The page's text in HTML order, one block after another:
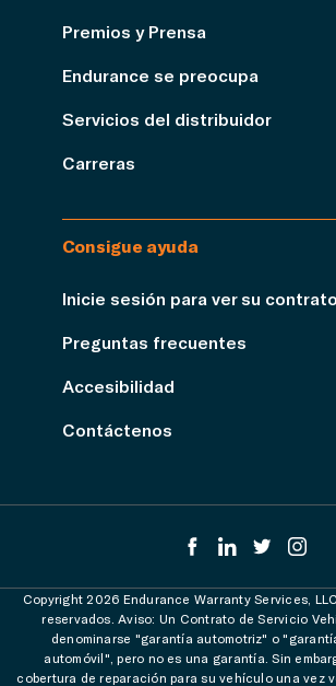
Premios y Prensa
Endurance se preocupa
Servicios del distribuidor
Carreras
Consigue ayuda
Inicie sesión para ver su contrato
Preguntas frecuentes
Accesibilidad
Contáctenos
Copyright 2026 Endurance Warranty Services,
reservados. Aviso: Un Contrato de Servicio
denominarse "garantía automotriz" o
automóvil", pero no es una garantía. Sin
cobertura de reparación para su vehículo una vez